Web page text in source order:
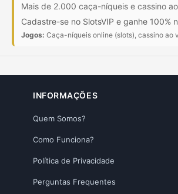
Mais de 2.000 caça-níqueis e cassino
Cadastre-se no SlotsVIP e ganhe
Jogos: Caça-níqueis online (slots), cassino ao
INFORMAÇÕES
Quem Somos?
Como Funciona?
Política de Privacidade
Perguntas Frequentes